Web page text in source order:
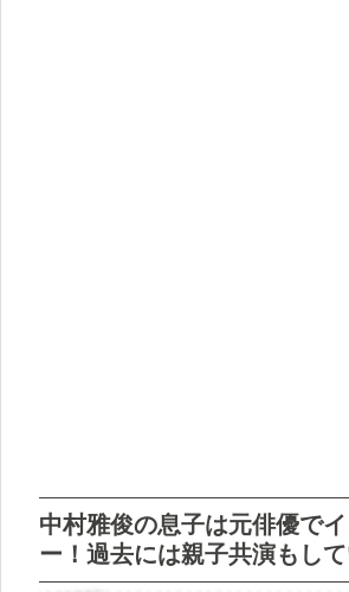
中村雅俊の息子は元俳優で
ー！過去には親子共演もして